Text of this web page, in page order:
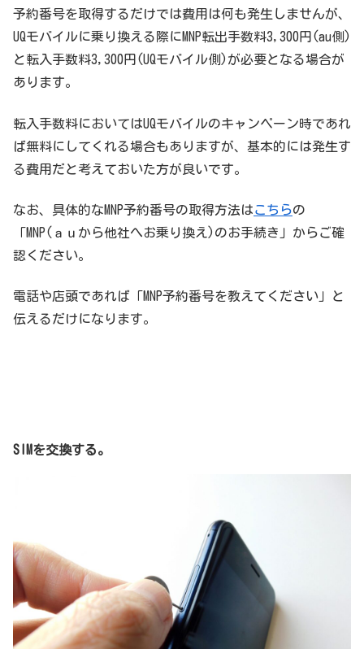
予約番号を取得するだけでは費用は何も発生しませんが、
UQモバイルに乗り換える際にMNP転出手数料3,300円(au側)
と転入手数料3,300円(UQモバイル側)が必要となる場合が
あります。
転入手数料においてはUQモバイルのキャンペーン時であれ
ば無料にしてくれる場合もありますが、基本的には発生す
る費用だと考えておいた方が良いです。
なお、具体的なMNP予約番号の取得方法はこちらの
「MNP(ａｕから他社へお乗り換え)のお手続き」からご確
認ください。
電話や店頭であれば「MNP予約番号を教えてください」と
伝えるだけになります。
SIMを交換する。